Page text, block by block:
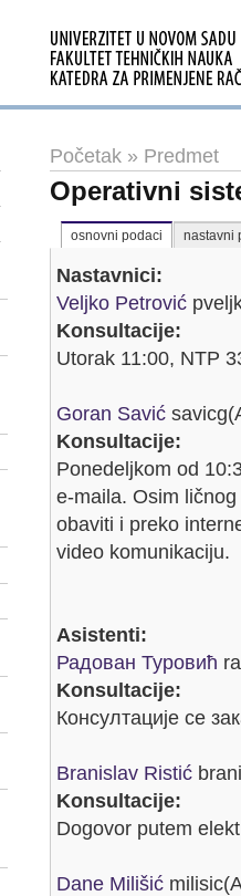
Početak » Predmet
Operativni
osnovni podaci nastavni
Nastavnici:
Veljko Petrović
Konsultacije:
Utorak 11:00, NTP
Goran Savić
Konsultacije:
Ponedeljkom od
e-maila. Osim
obaviti i preko
video komunikaciju.
Asistenti:
Радован Туровић
Konsultacije:
Консултације се
Branislav Ristić
Konsultacije:
Dogovor putem
Dane Milišić